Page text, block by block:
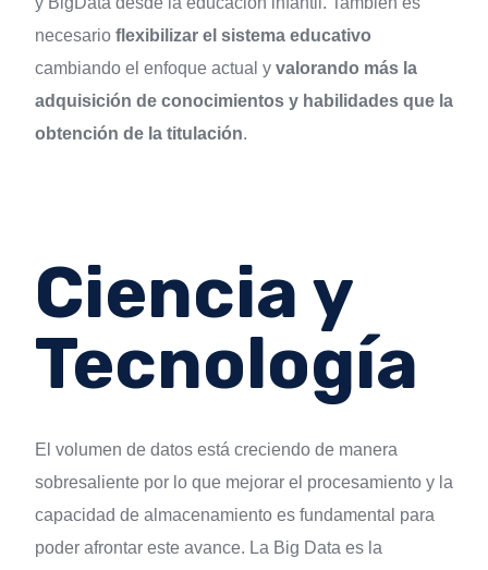
necesario flexibilizar el sistema educativo
cambiando el enfoque actual y valorando más la
adquisición de conocimientos y habilidades que la
obtención de la titulación.
Ciencia y
Tecnología
El volumen de datos está creciendo de manera
sobresaliente por lo que mejorar el procesamiento y la
capacidad de almacenamiento es fundamental para
poder afrontar este avance. La Big Data es la